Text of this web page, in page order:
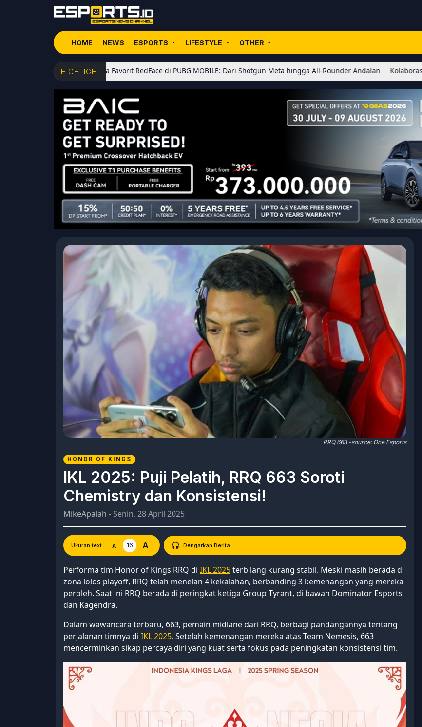
HOME NEWS ESPORTS LIFESTYLE OTHER
HIGHLIGHT
5 Senjata Favorit RedFace di PUBG MOBILE: Dari Shotgun Meta hingga All-Rounder Andalan Kolaborasi BLEACH x
RRQ 663 -source: One Esports
HONOR OF KINGS
IKL 2025: Puji Pelatih, RRQ 663 Soroti
Chemistry dan Konsistensi!
MikeApalah - Senin, 28 April 2025
Ukuran text: A 16 A Dengarkan Berita:
Performa tim Honor of Kings RRQ di IKL 2025terbilang kurang stabil. Meski masih berada di
zona lolos playoff, RRQ telah menelan 4 kekalahan, berbanding 3 kemenangan yang mereka
peroleh. Saat ini RRQ berada di peringkat ketiga Group Tyrant, di bawah Dominator Esports
dan Kagendra.
Dalam wawancara terbaru, 663, pemain midlane dari RRQ, berbagi pandangannya tentang
perjalanan timnya di IKL 2025. Setelah kemenangan mereka atas Team Nemesis, 663
mencerminkan sikap percaya diri yang kuat serta fokus pada peningkatan konsistensi tim.